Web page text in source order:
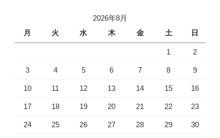
ョ
2026年8月
月
火 水 木 金 土 日
1 2
3 4 5 6 7 8 9
10 11 12 13 14 15 16
17 18 19 20 21 22 23
24 25 26 27 28 29 30